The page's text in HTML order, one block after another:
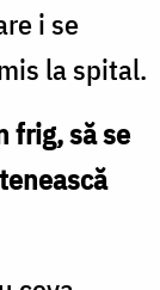
i se
la spital.
frig, să se